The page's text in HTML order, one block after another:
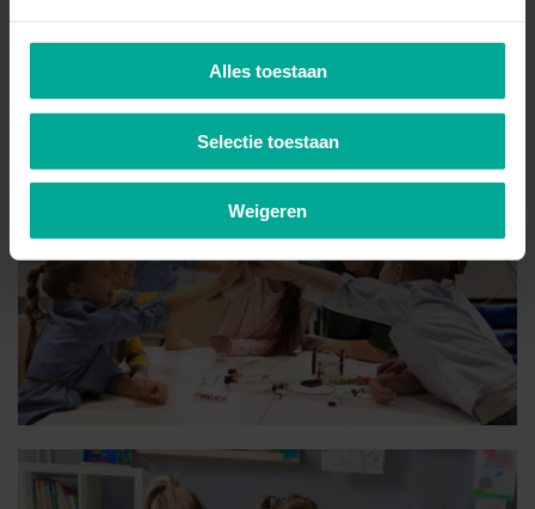
Alles toestaan
Selectie toestaan
Weigeren